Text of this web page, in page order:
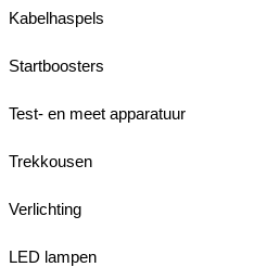
Kabelhaspels
Startboosters
Test- en meet apparatuur
Trekkousen
Verlichting
LED lampen